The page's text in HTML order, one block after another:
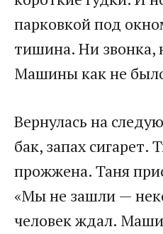
парковкой под
тишина. Ни звонка,
Машины как не
Вернулась на
бак, запах сигарет.
прожжена. Таня
«Мы не зашли —
человек ждал.